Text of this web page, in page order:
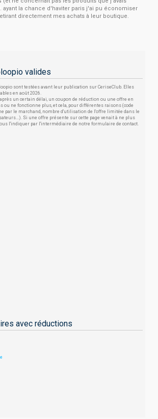
ayant la chance d'haviter paris j'ai pu économiser
directement mes achats à leur boutique.
valides
sont testées avant leur publication sur CeriseClub. Elles
en août 2026.
un certain délai, un coupon de réduction ou une offre en
ou ne fonctionne plus, et cela, pour différentes raisons (code
par le marchand, nombre d'utilisation de l'offre limitée dans le
Si une offre présente sur cette page venait à ne plus
l'indiquer par l'intermédiaire de notre formulaire de contact.
avec réductions